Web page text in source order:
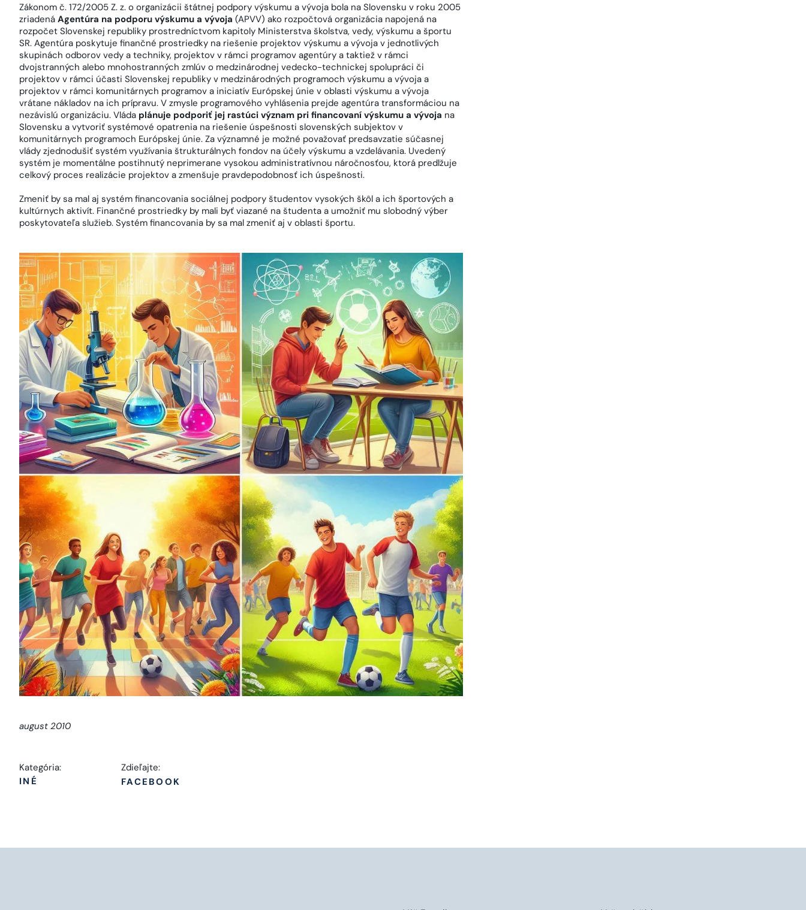
Zákonom č. 172/2005 Z. z. o organizácii štátnej podpory výskumu a vývoja bola na Slovensku v roku 2005
zriadená Agentúra na podporu výskumu a vývoja (APVV) ako rozpočtová organizácia napojená na
rozpočet Slovenskej republiky prostredníctvom kapitoly Ministerstva školstva, vedy, výskumu a športu
SR. Agentúra poskytuje finančné prostriedky na riešenie projektov výskumu a vývoja v jednotlivých
skupinách odborov vedy a techniky, projektov v rámci programov agentúry a taktiež v rámci
dvojstranných alebo mnohostranných zmlúv o medzinárodnej vedecko-technickej spolupráci či
projektov v rámci účasti Slovenskej republiky v medzinárodných programoch výskumu a vývoja a
projektov v rámci komunitárnych programov a iniciatív Európskej únie v oblasti výskumu a vývoja
vrátane nákladov na ich prípravu. V zmysle programového vyhlásenia prejde agentúra transformáciou na
nezávislú organizáciu. Vláda plánuje podporiť jej rastúci význam pri financovaní výskumu a vývoja na
Slovensku a vytvoriť systémové opatrenia na riešenie úspešnosti slovenských subjektov v
komunitárnych programoch Európskej únie. Za významné je možné považovať predsavzatie súčasnej
vlády zjednodušiť systém využívania štrukturálnych fondov na účely výskumu a vzdelávania. Uvedený
systém je momentálne postihnutý neprimerane vysokou administratívnou náročnosťou, ktorá predlžuje
celkový proces realizácie projektov a zmenšuje pravdepodobnosť ich úspešnosti.
Zmeniť by sa mal aj systém financovania sociálnej podpory študentov vysokých škôl a ich športových a
kultúrnych aktivít. Finančné prostriedky by mali byť viazané na študenta a umožniť mu slobodný výber
poskytovateľa služieb. Systém financovania by sa mal zmeniť aj v oblasti športu.
august 2010
Kategória:
INÉ
Zdieľajte:
FACEBOOK